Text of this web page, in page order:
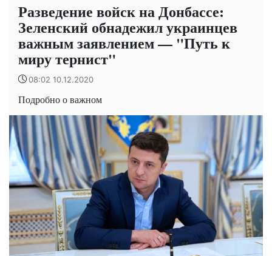
Разведение войск на Донбассе:
Зеленский обнадежил украинцев
важным заявлением — "Путь к
миру тернист"
08:02 10.12.2020
Подробно о важном